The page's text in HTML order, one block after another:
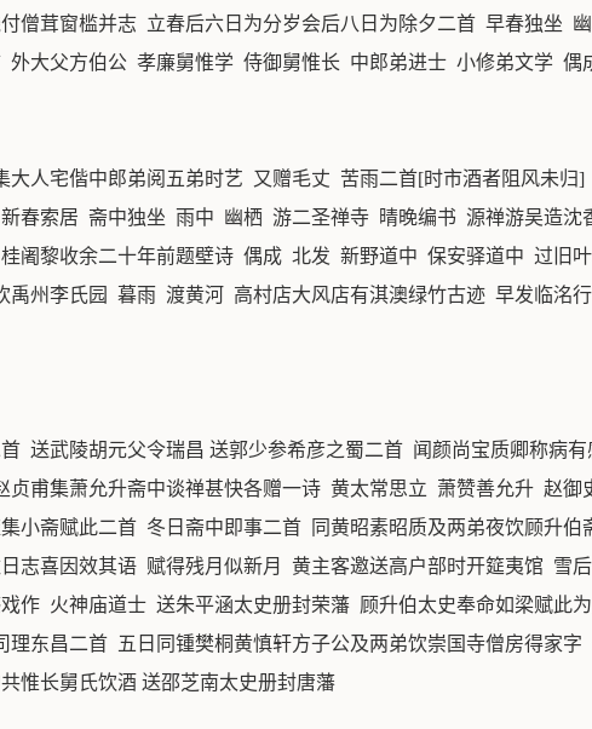
僧茸窗槛并志 立春后六日为分岁会后八日为除夕二首 早春独坐
外大父方伯公 孝廉舅惟学 侍御舅惟长 中郎弟进士 小修弟文学 偶
大人宅偕中郎弟阅五弟时艺 又赠毛丈 苦雨二首[时市酒者阻风未
春索居 斋中独坐 雨中 幽栖 游二圣禅寺 晴晚编书 源禅游吴造
阇黎收余二十年前题壁诗 偶成 北发 新野道中 保安驿道中 过旧
禹州李氏园 暮雨 渡黄河 高村店大风店有淇澳绿竹古迹 早发临洺
送武陵胡元父令瑞昌 送郭少参希彦之蜀二首 闻颜尚宝质卿称病
贞甫集萧允升斋中谈禅甚快各赠一诗 黄太常思立 萧赞善允升 赵
集小斋赋此二首 冬日斋中即事二首 同黄昭素昭质及两弟夜饮顾升
志喜因效其语 赋得残月似新月 黄主客邀送高户部时开筵夷馆 雪
作 火神庙道士 送朱平涵太史册封荣藩 顾升伯太史奉命如梁赋此
理东昌二首 五日同锺樊桐黄慎轩方子公及两弟饮崇国寺僧房得家
惟长舅氏饮酒 送邵芝南太史册封唐藩